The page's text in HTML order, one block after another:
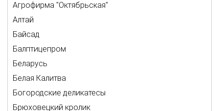
Агрофирма "Октябрьская"
Алтай
Байсад
Балптицепром
Беларусь
Белая Калитва
Богородские деликатесы
Брюховецкий кролик